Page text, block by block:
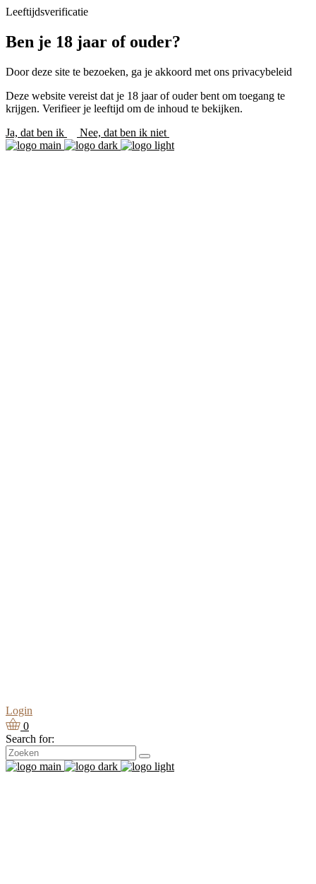
Leeftijdsverificatie
Ben je 18 jaar of ouder?
Door deze site te bezoeken, ga je akkoord met ons privacybeleid
Deze website vereist dat je 18 jaar of ouder bent om toegang te
krijgen. Verifieer je leeftijd om de inhoud te bekijken.
Ja, dat ben ik
Nee, dat ben ik niet
Login
0
Search for: